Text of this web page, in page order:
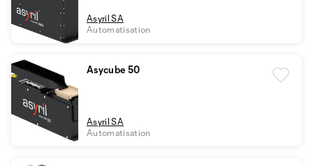
Asyril SA
Automatisation
Asycube 50
Asyril SA
Automatisation